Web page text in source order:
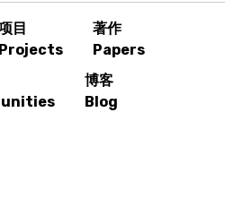
目
Projects
著作
Papers
博客
Blog